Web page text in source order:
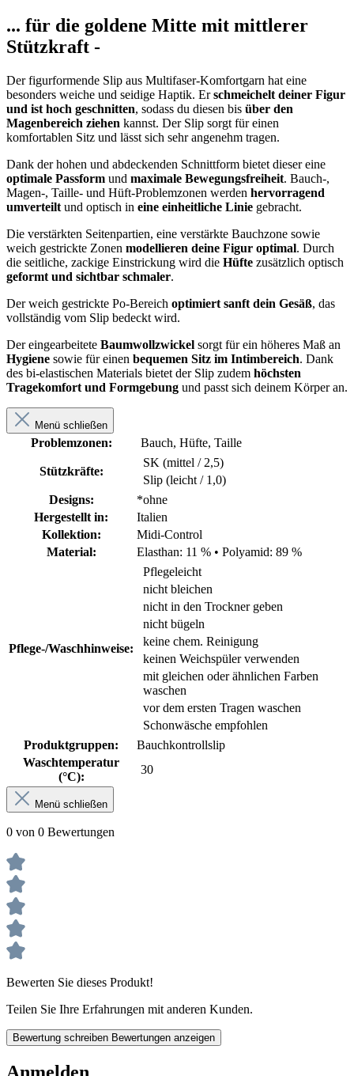
... für die goldene Mitte mit mittlerer
Stützkraft -
Der figurformende Slip aus Multifaser-Komfortgarn hat eine
besonders weiche und seidige Haptik. Erschmeichelt deiner Figur
und ist hoch geschnitten, sodass du diesen bis über den
Magenbereich ziehen kannst. Der Slip sorgt für einen
komfortablen Sitz und lässt sich sehr angenehm tragen.
Dank der hohen und abdeckenden Schnittform bietet dieser eine
optimale Passform und maximale Bewegungsfreiheit. Bauch-,
Magen-, Taille- und Hüft-Problemzonen werden hervorragend
umverteilt und optisch in eine einheitliche Linie gebracht.
Die verstärkten Seitenpartien, eine verstärkte Bauchzone sowie
weich gestrickte Zonen modellieren deine Figur optimal. Durch
die seitliche, zackige Einstrickung wird die Hüfte zusätzlich optisch
geformt und sichtbar schmaler.
Der weich gestrickte Po-Bereich optimiert sanft dein Gesäß, das
vollständig vom Slip bedeckt wird.
Der eingearbeitete Baumwollzwickel sorgt für ein höheres Maß an
Hygiene sowie für einen bequemen Sitz im Intimbereich. Dank
des bi-elastischen Materials bietet der Slip zudem höchsten
Tragekomfort und Formgebung und passt sich deinem Körper an.
Menü schließen
Problemzonen: Bauch, Hüfte, Taille
Stützkräfte:
SK (mittel / 2,5)
Slip (leicht / 1,0)
Designs:
*ohne
Hergestellt in:
Italien
Kollektion:
Midi-Control
Material:
Elasthan: 11 % • Polyamid: 89 %
Pflege-/Waschhinweise:
Pflegeleicht
nicht bleichen
nicht in den Trockner geben
nicht bügeln
keine chem. Reinigung
keinen Weichspüler verwenden
mit gleichen oder ähnlichen Farben
waschen
vor dem ersten Tragen waschen
Schonwäsche empfohlen
Produktgruppen:
Bauchkontrollslip
Waschtemperatur
(°C):
30
Menü schließen
0 von 0 Bewertungen
Bewerten Sie dieses Produkt!
Teilen Sie Ihre Erfahrungen mit anderen Kunden.
Bewertung schreiben Bewertungen anzeigen